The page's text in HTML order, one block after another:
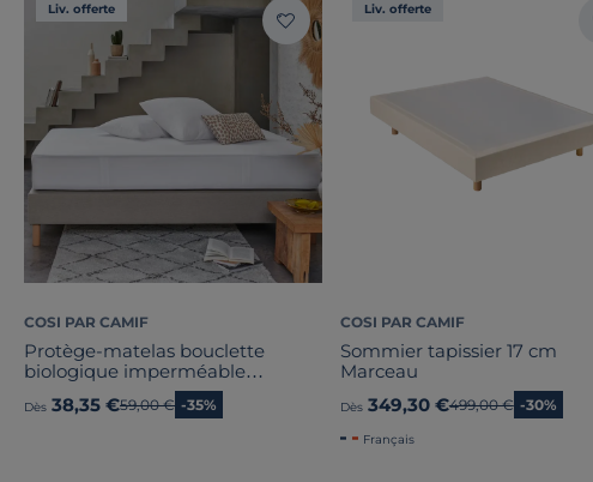
Liv. offerte
COSI PAR CAMIF
Protège-matelas bouclette
biologique imperméable
Dès 38,35 €Ancien prix
59,00 € -35%
Liv. offerte
COSI PAR CAMIF
Sommier tapissier 17 cm
Marceau
Dès 349,30 €Ancien prix
499,00 € -30%
Français